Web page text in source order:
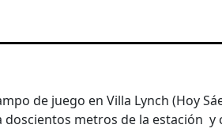
de juego en Villa Lynch (Hoy
doscientos metros de la estación y